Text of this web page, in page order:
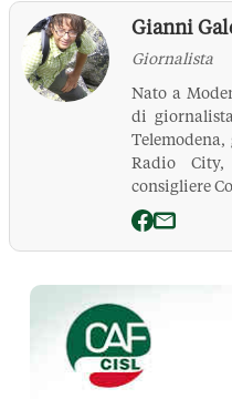
Gianni
Giornalista
Nato a
di
Radio
consigliere
La Pressa